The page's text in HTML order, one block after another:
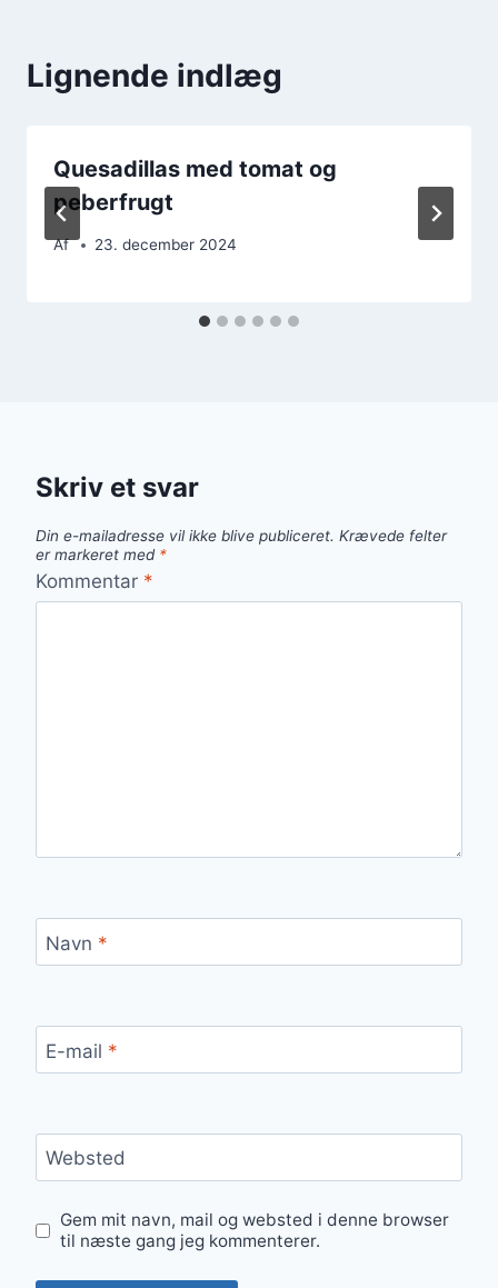
Lignende indlæg
Quesadillas med tomat og
peberfrugt
Af 23. december 2024
Skriv et svar
Din e-mailadresse vil ikke blive publiceret. Krævede felter
er markeret med *
Kommentar *
Navn *
E-mail *
Websted
Gem mit navn, mail og websted i denne browser
til næste gang jeg kommenterer.